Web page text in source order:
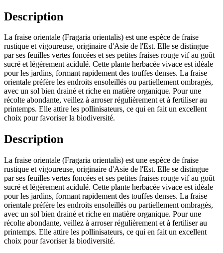
Description
La fraise orientale (Fragaria orientalis) est une espèce de fraise
rustique et vigoureuse, originaire d'Asie de l'Est. Elle se distingue
par ses feuilles vertes foncées et ses petites fraises rouge vif au goût
sucré et légèrement acidulé. Cette plante herbacée vivace est idéale
pour les jardins, formant rapidement des touffes denses. La fraise
orientale préfère les endroits ensoleillés ou partiellement ombragés,
avec un sol bien drainé et riche en matière organique. Pour une
récolte abondante, veillez à arroser régulièrement et à fertiliser au
printemps. Elle attire les pollinisateurs, ce qui en fait un excellent
choix pour favoriser la biodiversité.
Description
La fraise orientale (Fragaria orientalis) est une espèce de fraise
rustique et vigoureuse, originaire d'Asie de l'Est. Elle se distingue
par ses feuilles vertes foncées et ses petites fraises rouge vif au goût
sucré et légèrement acidulé. Cette plante herbacée vivace est idéale
pour les jardins, formant rapidement des touffes denses. La fraise
orientale préfère les endroits ensoleillés ou partiellement ombragés,
avec un sol bien drainé et riche en matière organique. Pour une
récolte abondante, veillez à arroser régulièrement et à fertiliser au
printemps. Elle attire les pollinisateurs, ce qui en fait un excellent
choix pour favoriser la biodiversité.